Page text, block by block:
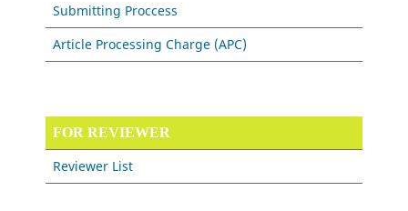
Submitting Proccess
Article Processing Charge (APC)
FOR REVIEWER
Reviewer List